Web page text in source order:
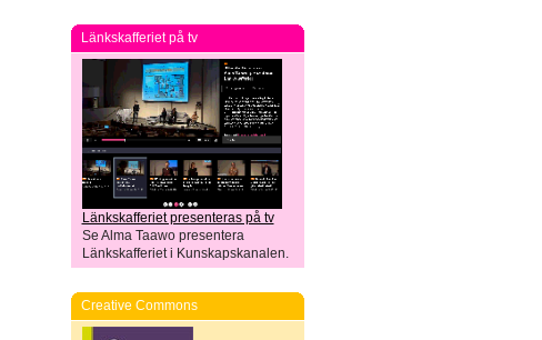
Länkskafferiet på tv
Länkskafferiet presenteras på tv
Se Alma Taawo presentera
Länkskafferiet i Kunskapskanalen.
Creative Commons